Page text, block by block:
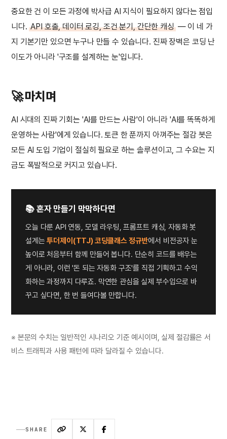
중요한 건 이 모든 과정에 박사급 AI 지식이 필요하지 않다는 점입
니다.API 호출, 데이터 로깅, 조건 분기, 간단한 캐싱— 이 네 가
지 기본기만 있으면 누구나 만들 수 있습니다. 진짜 장벽은 코딩 난
이도가 아니라 '구조를 설계하는 눈'입니다.
🚀 마치며
AI 시대의 진짜 기회는 'AI를 만드는 사람'이 아니라 'AI를 똑똑하게
운영하는 사람'에게 있습니다. 토큰 한 푼까지 아껴주는 절감 봇은
모든 AI 도입 기업이 절실히 필요로 하는 솔루션이고, 그 수요는 지
금도 폭발적으로 커지고 있습니다.
📚 혼자 만들기 막막하다면
오늘 다룬 API 연동, 모델 라우팅, 프롬프트 캐싱, 자동화 봇
설계는투더제이(TTJ) 코딩클래스 정규반에서 비전공자 눈
높이로 처음부터 함께 만들어 봅니다. 단순히 코드를 배우는
게 아니라, 이런 '돈 되는 자동화 구조'를 직접 기획하고 수익
화하는 과정까지 다루죠. 막연한 관심을 실제 부수입으로 바
꾸고 싶다면, 한 번 들여다볼 만합니다.
※ 본문의 수치는 일반적인 시나리오 기준 예시이며, 실제 절감률은 서
비스 트래픽과 사용 패턴에 따라 달라질 수 있습니다.
SHARE